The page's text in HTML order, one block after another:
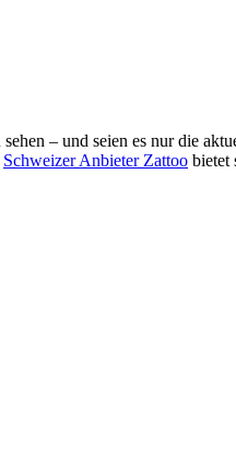
– und seien es nur die
Schweizer Anbieter Zattoo bietet